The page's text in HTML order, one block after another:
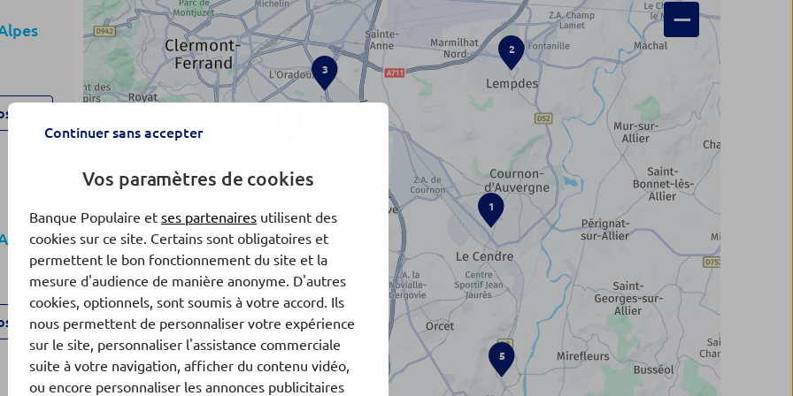
5
2
1
3
−
Continuer sans accepter
Vos paramètres de cookies
Banque Populaire et ses partenaires utilisent des
cookies sur ce site. Certains sont obligatoires et
permettent le bon fonctionnement du site et la
mesure d'audience de manière anonyme. D'autres
cookies, optionnels, sont soumis à votre accord. Ils
nous permettent de personnaliser votre expérience
sur le site, personnaliser l'assistance commerciale
suite à votre navigation, afficher du contenu vidéo,
ou encore personnaliser les annonces publicitaires